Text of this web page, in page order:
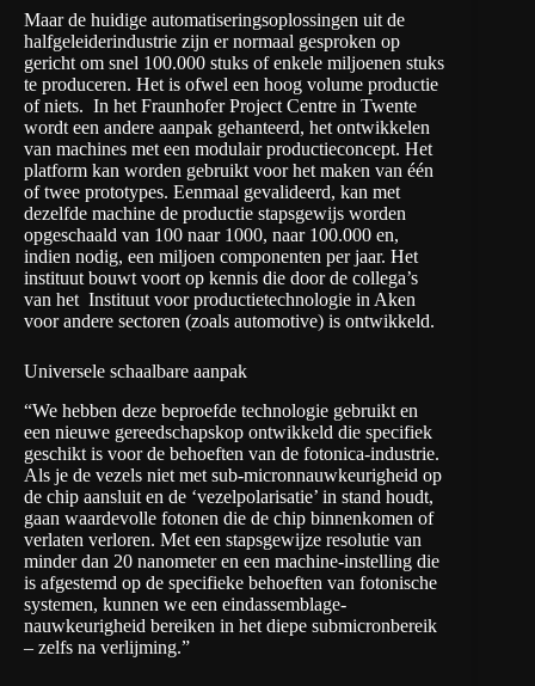
Maar de huidige automatiseringsoplossingen uit de
halfgeleiderindustrie zijn er normaal gesproken op
gericht om snel 100.000 stuks of enkele miljoenen stuks
te produceren. Het is ofwel een hoog volume productie
of niets. In het Fraunhofer Project Centre in Twente
wordt een andere aanpak gehanteerd, het ontwikkelen
van machines met een modulair productieconcept. Het
platform kan worden gebruikt voor het maken van één
of twee prototypes. Eenmaal gevalideerd, kan met
dezelfde machine de productie stapsgewijs worden
opgeschaald van 100 naar 1000, naar 100.000 en,
indien nodig, een miljoen componenten per jaar. Het
instituut bouwt voort op kennis die door de collega’s
van het Instituut voor productietechnologie in Aken
voor andere sectoren (zoals automotive) is ontwikkeld.
Universele schaalbare aanpak
“We hebben deze beproefde technologie gebruikt en
een nieuwe gereedschapskop ontwikkeld die specifiek
geschikt is voor de behoeften van de fotonica-industrie.
Als je de vezels niet met sub-micronnauwkeurigheid op
de chip aansluit en de ‘vezelpolarisatie’ in stand houdt,
gaan waardevolle fotonen die de chip binnenkomen of
verlaten verloren. Met een stapsgewijze resolutie van
minder dan 20 nanometer en een machine-instelling die
is afgestemd op de specifieke behoeften van fotonische
systemen, kunnen we een eindassemblage-
nauwkeurigheid bereiken in het diepe submicronbereik
– zelfs na verlijming.”